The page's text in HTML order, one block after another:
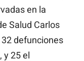
en la
Salud Carlos
defunciones
y 25 el